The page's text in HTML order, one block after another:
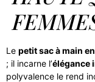
Le petit sac à main
; il incarne l’élégance
polyvalence le rend